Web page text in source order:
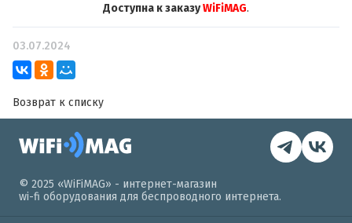
Доступна к заказуWiFiMAG.
03.07.2024
Возврат к списку
© 2025 «WiFiMAG» - интернет-магазин
wi-fi оборудования для беспроводного интернета.